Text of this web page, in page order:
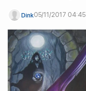
Dink05/11/2017 04:45